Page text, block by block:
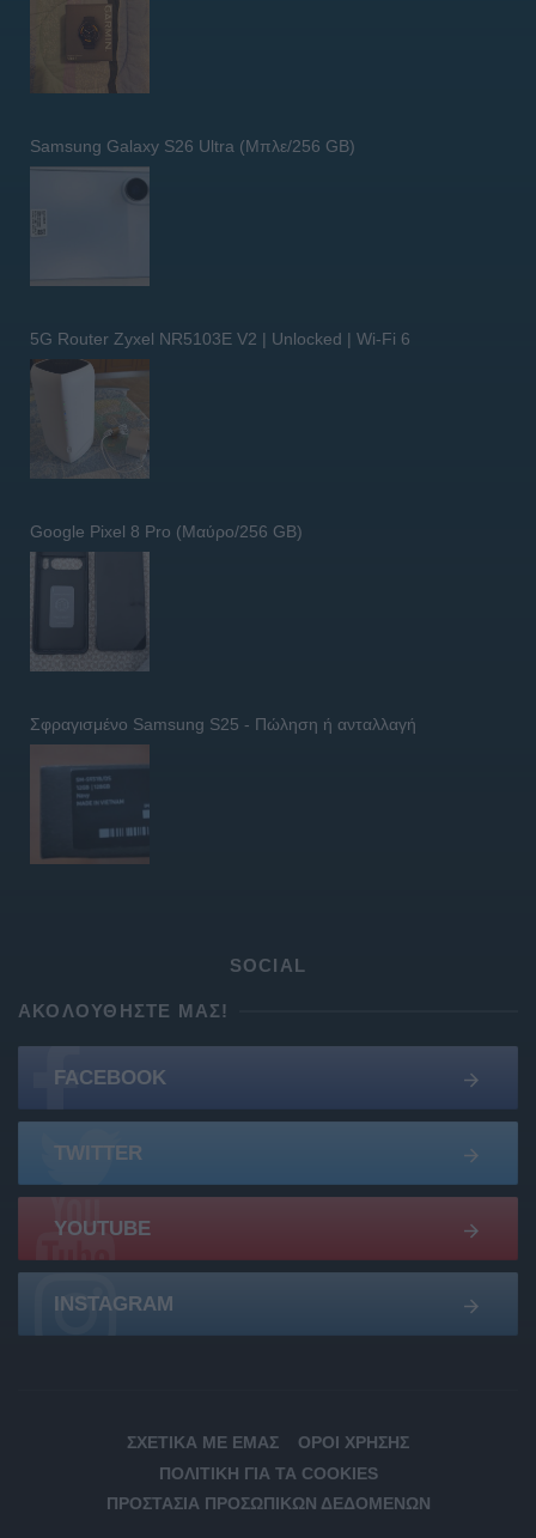
Samsung Galaxy S26 Ultra (Μπλε/256 GB)
5G Router Zyxel NR5103E V2 | Unlocked | Wi-Fi 6
Google Pixel 8 Pro (Μαύρο/256 GB)
Σφραγισμένο Samsung S25 - Πώληση ή ανταλλαγή
SOCIAL
ΑΚΟΛΟΥΘΉΣΤΕ ΜΑΣ!
FACEBOOK
TWITTER
YOUTUBE
INSTAGRAM
ΣΧΕΤΙΚΆ ΜΕ ΕΜΆΣ
ΌΡΟΙ ΧΡΉΣΗΣ
ΠΟΛΙΤΙΚΉ ΓΙΑ ΤΑ COOKIES
ΠΡΟΣΤΑΣΊΑ ΠΡΟΣΩΠΙΚΏΝ ΔΕΔΟΜΈΝΩΝ